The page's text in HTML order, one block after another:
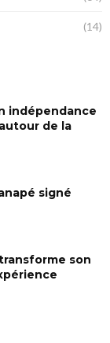
(14)
indépendance
de la
signé
son